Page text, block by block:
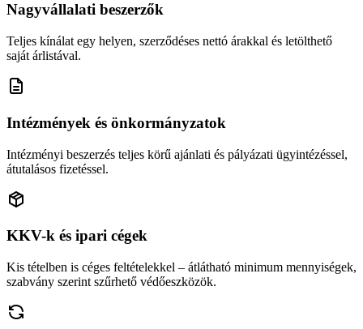
Nagyvállalati beszerzők
Teljes kínálat egy helyen, szerződéses nettó árakkal és letölthető
saját árlistával.
Intézmények és önkormányzatok
Intézményi beszerzés teljes körű ajánlati és pályázati ügyintézéssel,
átutalásos fizetéssel.
KKV-k és ipari cégek
Kis tételben is céges feltételekkel – átlátható minimum mennyiségek,
szabvány szerint szűrhető védőeszközök.